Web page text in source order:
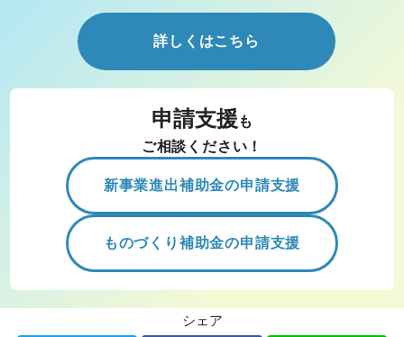
詳しくはこちら
申請支援 も
ご相談ください！
新事業進出補助金の申請支援
ものづくり補助金の申請支援
シェア